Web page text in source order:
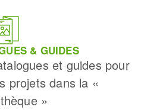
& GUIDES
et guides pour
projets dans la «
»